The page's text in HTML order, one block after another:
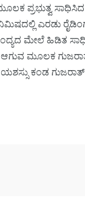
ಸಾಧಿಸಿದ
ಎರಡು
ಮೇಲೆ ಹಿಡಿತ
ಮೂಲಕ
ಕಂಡ ಗುಜರಾತ್